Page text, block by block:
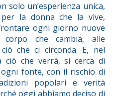
solo un’esperienza unica,
per la donna che la vive,
ogni giorno nuove
che cambia, alle
che ci circonda. E, nel
che verrà, si cerca di
fonte, con il rischio di
popolari e verità
oggi abbiamo deciso di